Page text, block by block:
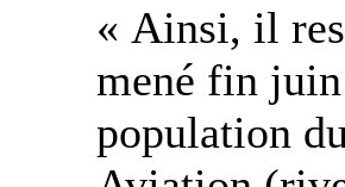
« Ainsi, il
mené fin
population